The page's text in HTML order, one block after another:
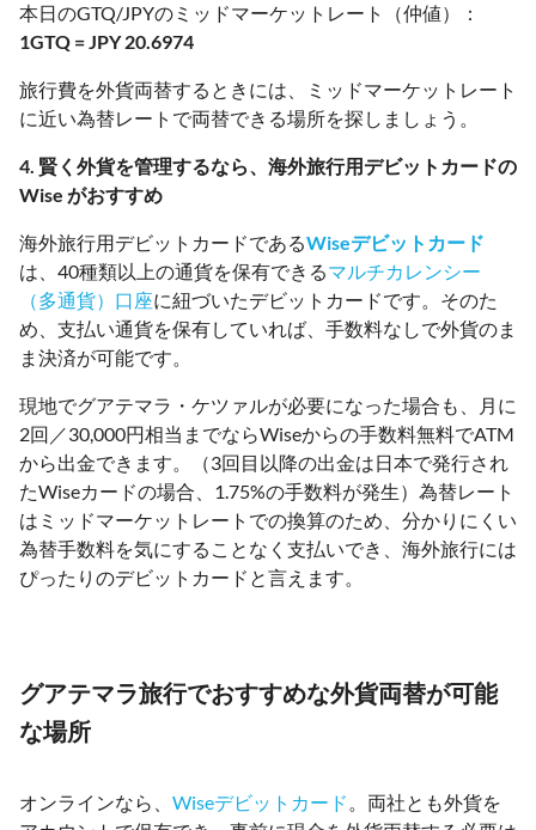
本日のGTQ/JPYのミッドマーケットレート（仲値）：
1GTQ = JPY 20.6974
旅行費を外貨両替するときには、ミッドマーケットレート
に近い為替レートで両替できる場所を探しましょう。
4. 賢く外貨を管理するなら、海外旅行用デビットカードの
Wise がおすすめ
海外旅行用デビットカードであるWiseデビットカード
は、40種類以上の通貨を保有できるマルチカレンシー
（多通貨）口座に紐づいたデビットカードです。そのた
め、支払い通貨を保有していれば、手数料なしで外貨のま
ま決済が可能です。
現地でグアテマラ・ケツァルが必要になった場合も、月に
2回／30,000円相当までならWiseからの手数料無料でATM
から出金できます。（3回目以降の出金は日本で発行され
たWiseカードの場合、1.75%の手数料が発生）為替レート
はミッドマーケットレートでの換算のため、分かりにくい
為替手数料を気にすることなく支払いでき、海外旅行には
ぴったりのデビットカードと言えます。
グアテマラ旅行でおすすめな外貨両替が可能
な場所
オンラインなら、 Wiseデビットカード 。両社とも外貨を